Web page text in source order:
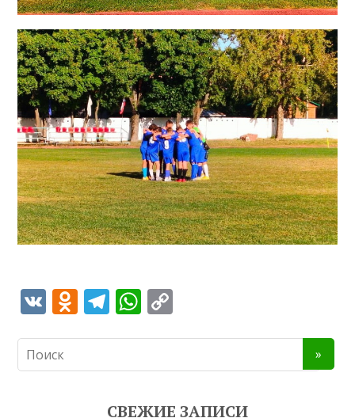
V O
o
T
gr
a
W
s
A
y
Li
СВЕЖИЕ ЗАПИСИ